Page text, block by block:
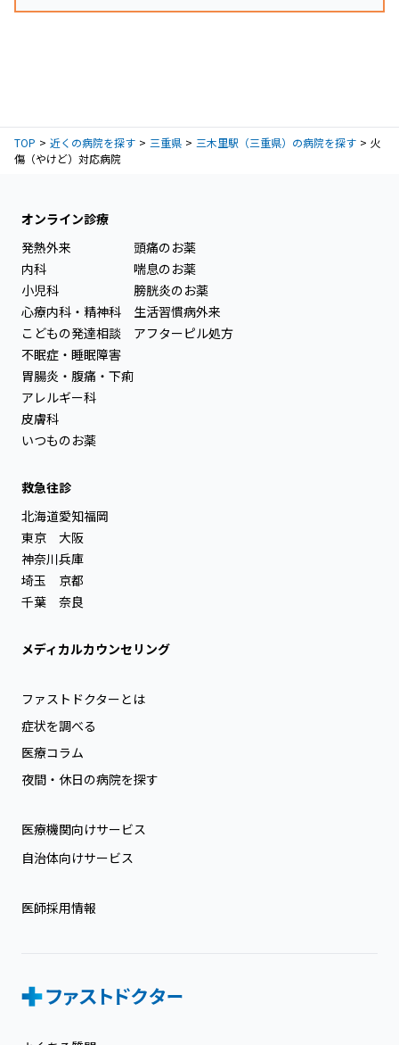
TOP 近くの病院を探す 三重県 三木里駅（三重県）の病院を探す
火
傷（やけど）対応病院
オンライン診療
発熱外来
内科
小児科
心療内科・精神科
こどもの発達相談
不眠症・睡眠障害
胃腸炎・腹痛・下痢
アレルギー科
皮膚科
いつものお薬
頭痛のお薬
喘息のお薬
膀胱炎のお薬
生活習慣病外来
アフターピル処方
救急往診
北海道
東京
神奈川
埼玉
千葉
愛知
大阪
兵庫
京都
奈良
福岡
メディカルカウンセリング
ファストドクターとは
症状を調べる
医療コラム
夜間・休日の病院を探す
医療機関向けサービス
自治体向けサービス
医師採用情報